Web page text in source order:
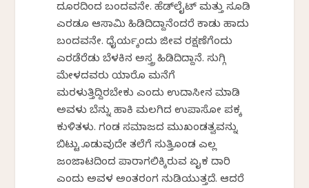
ದೂರದಿಂದ ಬಂದವನೇ. ಹೆಡ್‌ಲೈಟ್ ಮತ್ತು ಸೂಡಿ
ಎರಡೂ ಆಸಾಮಿ ಹಿಡಿದಿದ್ದಾನೆಂದರೆ ಕಾಡು ಹಾದು
ಬಂದವನೇ. ಧೈರ್ಯಕ್ಕೆಂದು ಜೀವ ರಕ್ಷಣೆಗೆಂದು
ಎರಡೆರೆಡು ಬೆಳಕಿನ ಅಸ್ತ್ರ ಹಿಡಿದಿದ್ದಾನೆ. ಸುಗ್ಗಿ
ಮೇಳದವರು ಯಾರೊ ಮನೆಗೆ
ಮರಳುತ್ತಿದ್ದಿರಬೇಕು ಎಂದು ಉದಾಸೀನ ಮಾಡಿ
ಅವಳು ಬೆನ್ನು ಹಾಕಿ ಮಲಗಿದ ಉಪಾಸೋ ಪಕ್ಕ
ಕುಳಿತಳು. ಗಂಡ ಸಮಾಜದ ಮುಖಂಡತ್ವವನ್ನು
ಬಿಟ್ಟು ಕೊಡುವುದೇ ತಲೆಗೆ ಸುತ್ತಿಕೊಂಡ ಎಲ್ಲ
ಜಂಜಾಟದಿಂದ ಪಾರಾಗಲಿಕ್ಕಿರುವ ಏಕೈಕ ದಾರಿ
ಎಂದು ಅವಳ ಅಂತರಂಗ ನುಡಿಯುತ್ತದೆ. ಆದರೆ